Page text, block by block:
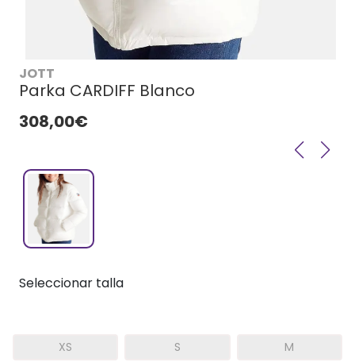
JOTT
Parka CARDIFF Blanco
308,00€
Seleccionar talla
XS S M